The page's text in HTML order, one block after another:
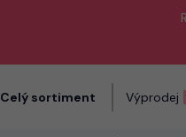
Celý sortiment Výprodej